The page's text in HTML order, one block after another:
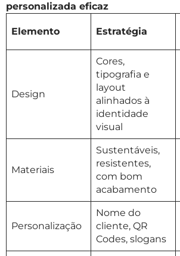
personalizada eficaz
Elemento Estratégia
Design
Cores,
tipografia e
layout
alinhados à
identidade
visual
Materiais
Sustentáveis,
resistentes,
com bom
acabamento
Personalização
Nome do
cliente, QR
Codes, slogans